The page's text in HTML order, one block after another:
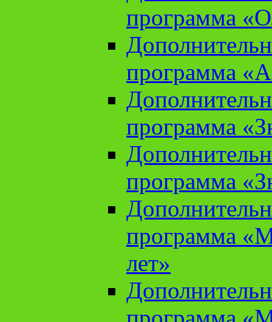
программа
программа
программа
программа
программа
лет»